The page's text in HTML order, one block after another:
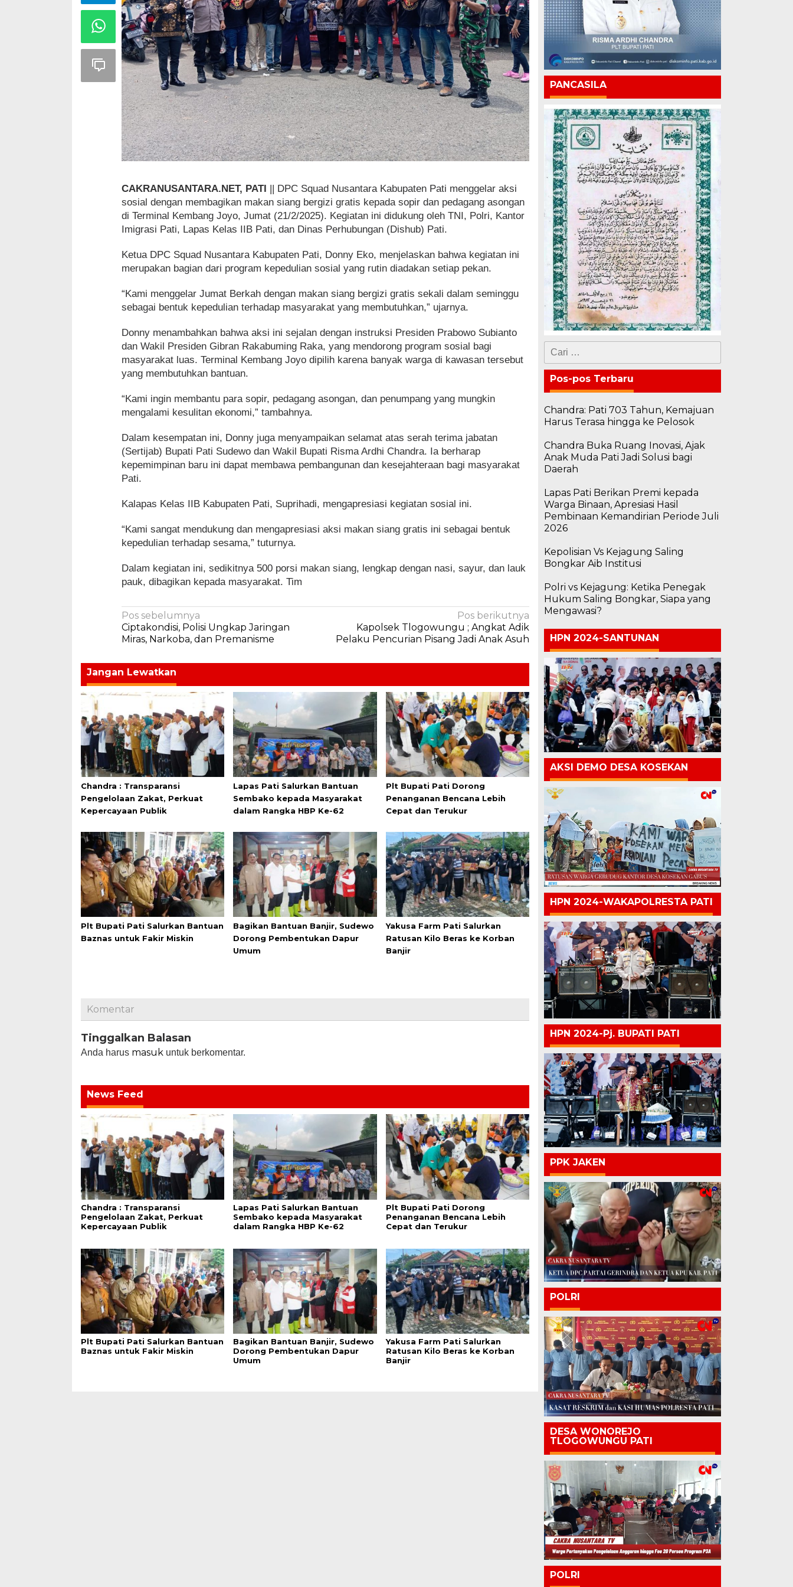
CAKRANUSANTARA.NET, PATI || DPC Squad Nusantara Kabupaten Pati menggelar aksi
sosial dengan membagikan makan siang bergizi gratis kepada sopir dan pedagang asongan
di Terminal Kembang Joyo, Jumat (21/2/2025). Kegiatan ini didukung oleh TNI, Polri, Kantor
Imigrasi Pati, Lapas Kelas IIB Pati, dan Dinas Perhubungan (Dishub) Pati.
Ketua DPC Squad Nusantara Kabupaten Pati, Donny Eko, menjelaskan bahwa kegiatan ini
merupakan bagian dari program kepedulian sosial yang rutin diadakan setiap pekan.
“Kami menggelar Jumat Berkah dengan makan siang bergizi gratis sekali dalam seminggu
sebagai bentuk kepedulian terhadap masyarakat yang membutuhkan,” ujarnya.
Donny menambahkan bahwa aksi ini sejalan dengan instruksi Presiden Prabowo Subianto
dan Wakil Presiden Gibran Rakabuming Raka, yang mendorong program sosial bagi
masyarakat luas. Terminal Kembang Joyo dipilih karena banyak warga di kawasan tersebut
yang membutuhkan bantuan.
“Kami ingin membantu para sopir, pedagang asongan, dan penumpang yang mungkin
mengalami kesulitan ekonomi,” tambahnya.
Dalam kesempatan ini, Donny juga menyampaikan selamat atas serah terima jabatan
(Sertijab) Bupati Pati Sudewo dan Wakil Bupati Risma Ardhi Chandra. Ia berharap
kepemimpinan baru ini dapat membawa pembangunan dan kesejahteraan bagi masyarakat
Pati.
Kalapas Kelas IIB Kabupaten Pati, Suprihadi, mengapresiasi kegiatan sosial ini.
“Kami sangat mendukung dan mengapresiasi aksi makan siang gratis ini sebagai bentuk
kepedulian terhadap sesama,” tuturnya.
Dalam kegiatan ini, sedikitnya 500 porsi makan siang, lengkap dengan nasi, sayur, dan lauk
pauk, dibagikan kepada masyarakat. Tim
Navigasi
pos
Pos sebelumnya
Ciptakondisi, Polisi Ungkap Jaringan
Miras, Narkoba, dan Premanisme
Pos berikutnya
Kapolsek Tlogowungu ; Angkat Adik
Pelaku Pencurian Pisang Jadi Anak Asuh
Jangan Lewatkan
Chandra : Transparansi
Pengelolaan Zakat, Perkuat
Kepercayaan Publik
Lapas Pati Salurkan Bantuan
Sembako kepada Masyarakat
dalam Rangka HBP Ke-62
Plt Bupati Pati Dorong
Penanganan Bencana Lebih
Cepat dan Terukur
Plt Bupati Pati Salurkan Bantuan
Baznas untuk Fakir Miskin
Bagikan Bantuan Banjir, Sudewo
Dorong Pembentukan Dapur
Umum
Yakusa Farm Pati Salurkan
Ratusan Kilo Beras ke Korban
Banjir
Komentar
Tinggalkan Balasan
Anda harus masuk untuk berkomentar.
News Feed
Chandra : Transparansi
Pengelolaan Zakat, Perkuat
Kepercayaan Publik
Lapas Pati Salurkan Bantuan
Sembako kepada Masyarakat
dalam Rangka HBP Ke-62
Plt Bupati Pati Dorong
Penanganan Bencana Lebih
Cepat dan Terukur
Plt Bupati Pati Salurkan Bantuan
Baznas untuk Fakir Miskin
Bagikan Bantuan Banjir, Sudewo
Dorong Pembentukan Dapur
Umum
Yakusa Farm Pati Salurkan
Ratusan Kilo Beras ke Korban
Banjir
PANCASILA
Cari
untuk:
Pos-pos Terbaru
Chandra: Pati 703 Tahun, Kemajuan
Harus Terasa hingga ke Pelosok
Chandra Buka Ruang Inovasi, Ajak
Anak Muda Pati Jadi Solusi bagi
Daerah
Lapas Pati Berikan Premi kepada
Warga Binaan, Apresiasi Hasil
Pembinaan Kemandirian Periode Juli
2026
Kepolisian Vs Kejagung Saling
Bongkar Aib Institusi
Polri vs Kejagung: Ketika Penegak
Hukum Saling Bongkar, Siapa yang
Mengawasi?
HPN 2024-SANTUNAN
AKSI DEMO DESA KOSEKAN
HPN 2024-WAKAPOLRESTA PATI
HPN 2024-Pj. BUPATI PATI
PPK JAKEN
POLRI
DESA WONOREJO
TLOGOWUNGU PATI
POLRI